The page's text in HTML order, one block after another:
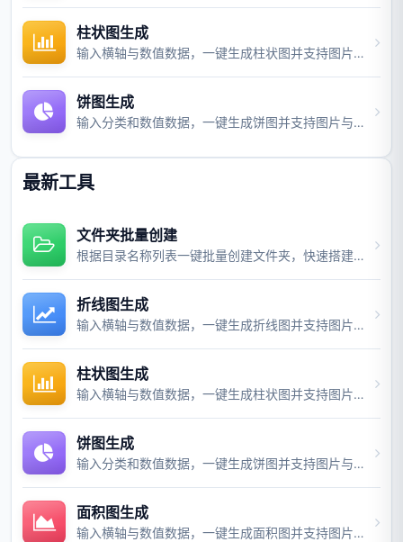
柱状图生成
输入横轴与数值数据，一键生成柱状图并支持图片与视频导出。
饼图生成
输入分类和数值数据，一键生成饼图并支持图片与视频导出。
最新工具
文件夹批量创建
根据目录名称列表一键批量创建文件夹，快速搭建项目目录结构。
折线图生成
输入横轴与数值数据，一键生成折线图并支持图片与视频导出。
柱状图生成
输入横轴与数值数据，一键生成柱状图并支持图片与视频导出。
饼图生成
输入分类和数值数据，一键生成饼图并支持图片与视频导出。
面积图生成
输入横轴与数值数据，一键生成面积图并支持图片与视频导出。